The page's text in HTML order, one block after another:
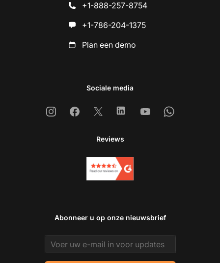
+1-888-257-8754
+1-786-204-1375
Plan een demo
Sociale media
InstagramFacebook
X LinkedinYoutubeWhatsapp
Reviews
Abonneer u op onze nieuwsbrief
Email address